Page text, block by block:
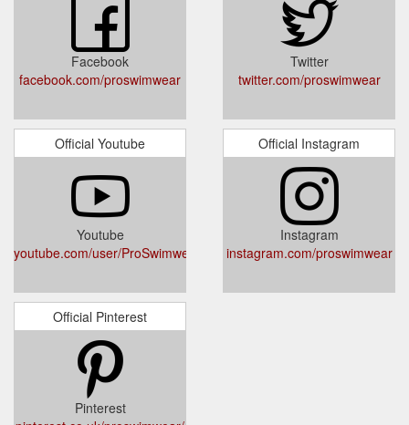
Facebook
facebook.com/proswimwear
Twitter
twitter.com/proswimwear
Official Youtube
Youtube
youtube.com/user/ProSwimwearTube
Official Instagram
Instagram
instagram.com/proswimwear
Official Pinterest
Pinterest